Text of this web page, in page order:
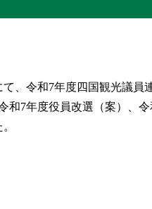
、令和7年度四国観光議員
7年度役員改選（案）、